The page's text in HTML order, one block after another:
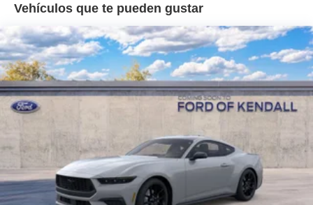
Vehículos que te pueden gustar